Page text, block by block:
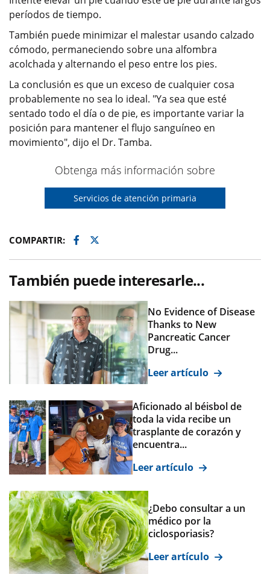
períodos de tiempo.
También puede minimizar el malestar usando calzado
cómodo, permaneciendo sobre una alfombra
acolchada y alternando el peso entre los pies.
La conclusión es que un exceso de cualquier cosa
probablemente no sea lo ideal. "Ya sea que esté
sentado todo el día o de pie, es importante variar la
posición para mantener el flujo sanguíneo en
movimiento", dijo el Dr. Tamba.
Obtenga más información sobre
Servicios de atención primaria
COMPARTIR: Facebook
Twitter
También puede interesarle...
No Evidence of Disease
Thanks to New
Pancreatic Cancer
Drug...
Leer artículo
Aficionado al béisbol de
toda la vida recibe un
trasplante de corazón y
encuentra...
Leer artículo
¿Debo consultar a un
médico por la
ciclosporiasis?
Leer artículo